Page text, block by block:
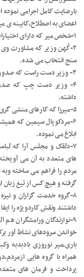
بارضایت کامل اجرامی نموده
اعضای به اصطلاح،کابینه ی
۱-شخص میر که دارای اختیارات و بسط یدکامل بود.
۲-کُهن وزیر که مشاورت وی
سنج انتخاب می شده.
۳- وزیر دست راست که صدور اوامرخیر واحسن با او بوده.
۴- وزیر دست چپ که
داشته.
۵-میرزا که کارهای منشی گری و کتابت احکام را انجام میداده است.
۶-مردکوپال سیمین که
ابلاغ می نموده.
۷-دلقک و مجلس آرا که
های متعدد به آن می
مردم را فراهم می ساخته
گرفته و هیچ کس از تیغ زبان
۸-گروه خدمت گزاران و
داشتند ونقش کاردویژه را
۹-نوازندگان ورامشگران
خواندن سرودهای نشاط آور
باری،میر نوروزی
همراه با گروه هایی
پرداخت و فرمان های